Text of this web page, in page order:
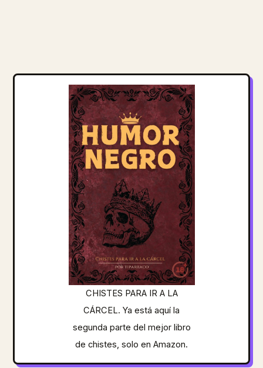
CHISTES PARA IR A LA
CÁRCEL. Ya está aquí la
segunda parte del mejor libro
de chistes, solo en Amazon.